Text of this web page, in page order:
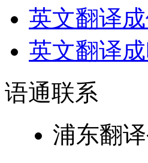
英文翻译
英文翻译
语通联系
浦东翻